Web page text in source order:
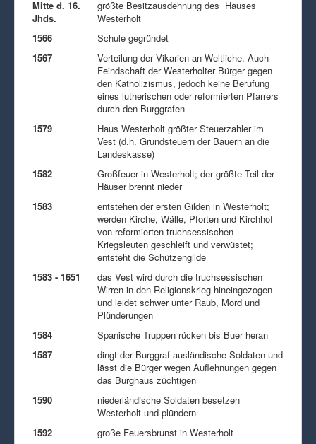
Mitte d. 16.
Jhds.
größte Besitzausdehnung des Hauses
Westerholt
1566
Schule gegründet
1567
Verteilung der Vikarien an Weltliche. Auch
Feindschaft der Westerholter Bürger gegen
den Katholizismus, jedoch keine Berufung
eines lutherischen oder reformierten Pfarrers
durch den Burggrafen
1579
Haus Westerholt größter Steuerzahler im
Vest (d.h. Grundsteuern der Bauern an die
Landeskasse)
1582
Großfeuer in Westerholt; der größte Teil der
Häuser brennt nieder
1583
entstehen der ersten Gilden in Westerholt;
werden Kirche, Wälle, Pforten und Kirchhof
von reformierten truchsessischen
Kriegsleuten geschleift und verwüstet;
entsteht die Schützengilde
1583 - 1651
das Vest wird durch die truchsessischen
Wirren in den Religionskrieg hineingezogen
und leidet schwer unter Raub, Mord und
Plünderungen
1584
Spanische Truppen rücken bis Buer heran
1587
dingt der Burggraf ausländische Soldaten und
lässt die Bürger wegen Auflehnungen gegen
das Burghaus züchtigen
1590
niederländische Soldaten besetzen
Westerholt und plündern
1592
große Feuersbrunst in Westerholt